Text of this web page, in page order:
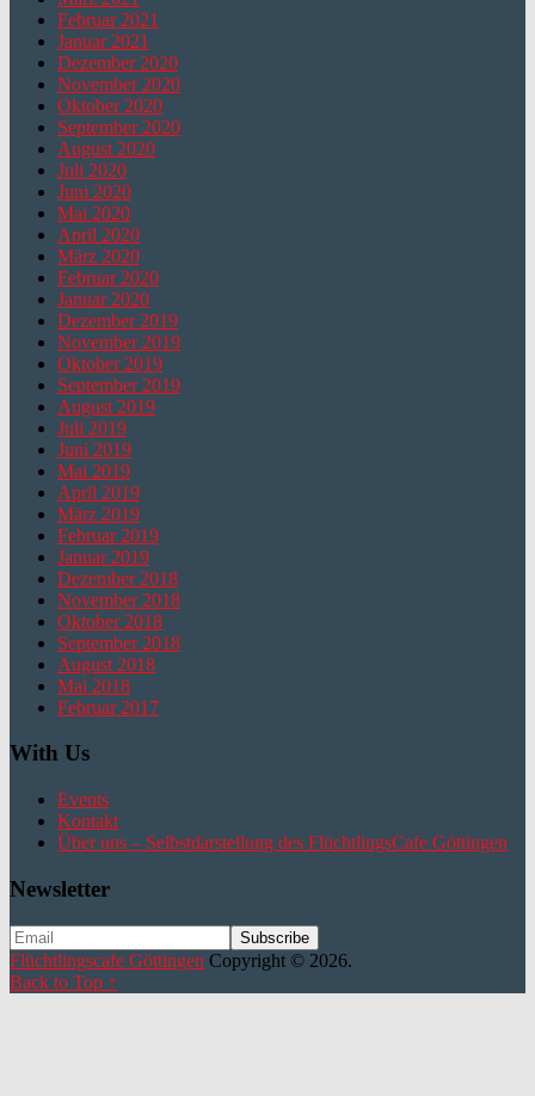
Februar 2021
Januar 2021
Dezember 2020
November 2020
Oktober 2020
September 2020
August 2020
Juli 2020
Juni 2020
Mai 2020
April 2020
März 2020
Februar 2020
Januar 2020
Dezember 2019
November 2019
Oktober 2019
September 2019
August 2019
Juli 2019
Juni 2019
Mai 2019
April 2019
März 2019
Februar 2019
Januar 2019
Dezember 2018
November 2018
Oktober 2018
September 2018
August 2018
Mai 2018
Februar 2017
With Us
Events
Kontakt
Über uns – Selbstdarstellung des FlüchtlingsCafe Göttingen
Newsletter
Flüchtlingscafe Göttingen Copyright © 2026.
Back to Top ↑